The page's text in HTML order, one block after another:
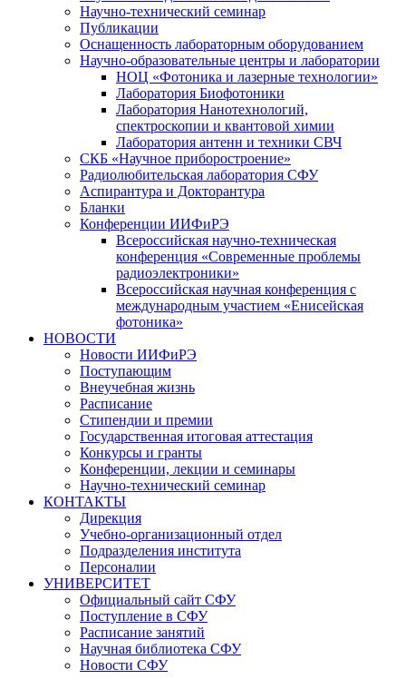
Научно-технический семинар
Публикации
Оснащенность лабораторным оборудованием
Научно-образовательные центры и лаборатории
НОЦ «Фотоника и лазерные технологии»
Лаборатория Биофотоники
Лаборатория Нанотехнологий,
спектроскопии и квантовой химии
Лаборатория антенн и техники СВЧ
СКБ «Научное приборостроение»
Радиолюбительская лаборатория СФУ
Аспирантура и Докторантура
Бланки
Конференции ИИФиРЭ
Всероссийская научно-техническая
конференция «Современные проблемы
радиоэлектроники»
Всероссийская научная конференция с
международным участием «Енисейская
фотоника»
НОВОСТИ
Новости ИИФиРЭ
Поступающим
Внеучебная жизнь
Расписание
Стипендии и премии
Государственная итоговая аттестация
Конкурсы и гранты
Конференции, лекции и семинары
Научно-технический семинар
КОНТАКТЫ
Дирекция
Учебно-организационный отдел
Подразделения института
Персоналии
УНИВЕРСИТЕТ
Официальный сайт СФУ
Поступление в СФУ
Расписание занятий
Научная библиотека СФУ
Новости СФУ